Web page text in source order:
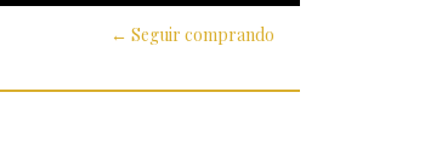
← Seguir comprando